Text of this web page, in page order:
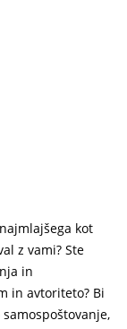
kot
z vami? Ste
in
in avtoriteto? Bi